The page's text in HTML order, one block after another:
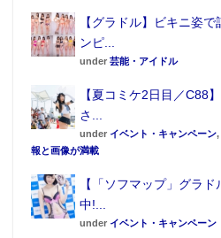
■商品名：ROBOT魂 ＜SIDE
■価格：23,760円(税込)(送料・
【グラドル】ビキニ姿
ンピ...
under 芸能・アイドル
【夏コミケ2日目／C88
さ...
under イベント・キャンペーン,
報と画像が満載
【「ソフマップ」グラ
中!...
under イベント・キャンペーン